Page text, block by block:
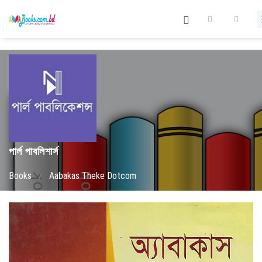
পার্ল পাবলিশার্স
Books / Aabakas Theke Dotcom